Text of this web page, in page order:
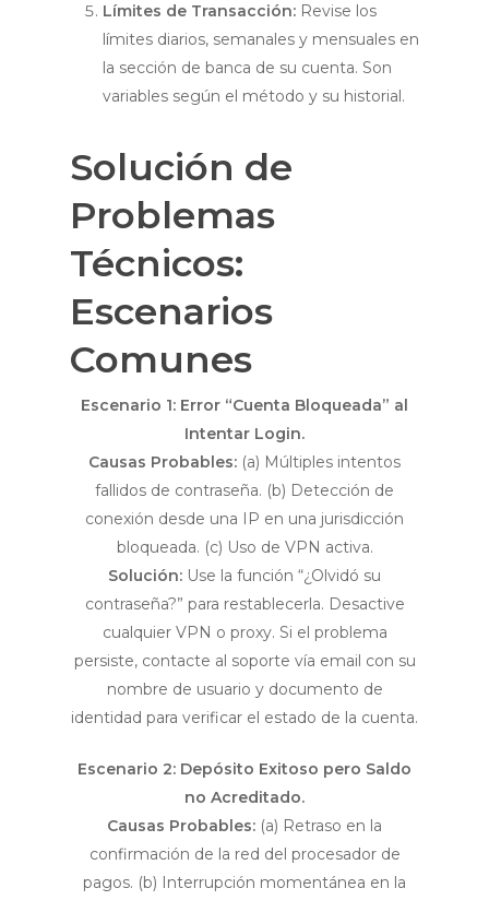
Límites de Transacción: Revise los
límites diarios, semanales y mensuales en
la sección de banca de su cuenta. Son
variables según el método y su historial.
Solución de
Problemas
Técnicos:
Escenarios
Comunes
Escenario 1: Error “Cuenta Bloqueada” al
Intentar Login.
Causas Probables: (a) Múltiples intentos
fallidos de contraseña. (b) Detección de
conexión desde una IP en una jurisdicción
bloqueada. (c) Uso de VPN activa.
Solución: Use la función “¿Olvidó su
contraseña?” para restablecerla. Desactive
cualquier VPN o proxy. Si el problema
persiste, contacte al soporte vía email con su
nombre de usuario y documento de
identidad para verificar el estado de la cuenta.
Escenario 2: Depósito Exitoso pero Saldo
no Acreditado.
Causas Probables: (a) Retraso en la
confirmación de la red del procesador de
pagos. (b) Interrupción momentánea en la